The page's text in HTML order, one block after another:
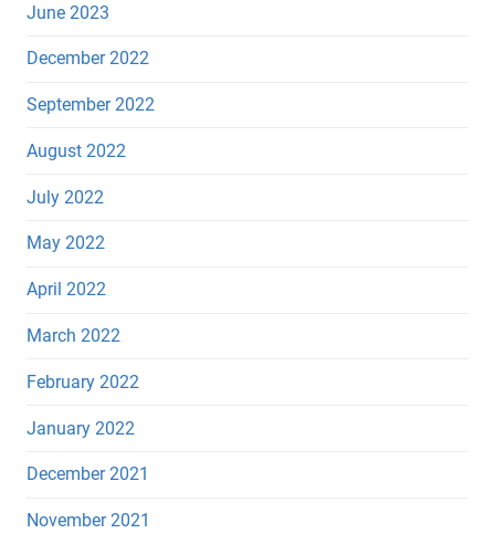
June 2023
December 2022
September 2022
August 2022
July 2022
May 2022
April 2022
March 2022
February 2022
January 2022
December 2021
November 2021